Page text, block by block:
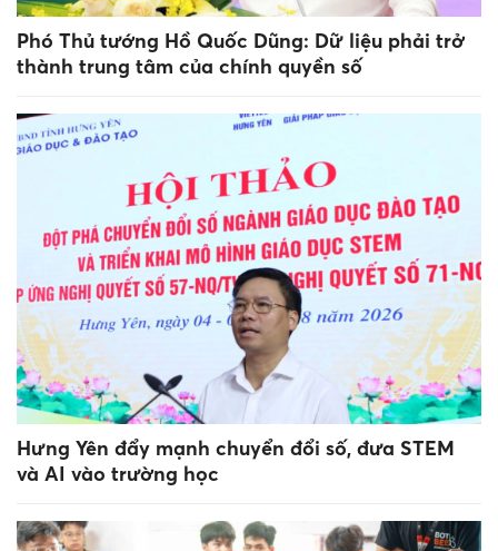
Phó Thủ tướng Hồ Quốc Dũng: Dữ liệu phải trở
thành trung tâm của chính quyền số
Hưng Yên đẩy mạnh chuyển đổi số, đưa STEM
và AI vào trường học